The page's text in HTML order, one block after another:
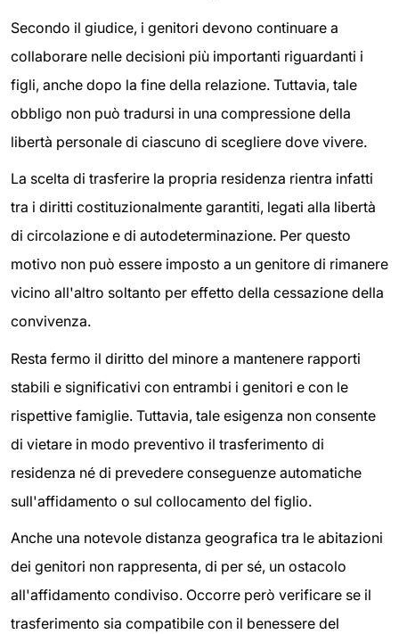
Secondo il giudice, i genitori devono continuare a
collaborare nelle decisioni più importanti riguardanti i
figli, anche dopo la fine della relazione. Tuttavia, tale
obbligo non può tradursi in una compressione della
libertà personale di ciascuno di scegliere dove vivere.
La scelta di trasferire la propria residenza rientra infatti
tra i diritti costituzionalmente garantiti, legati alla libertà
di circolazione e di autodeterminazione. Per questo
motivo non può essere imposto a un genitore di rimanere
vicino all'altro soltanto per effetto della cessazione della
convivenza.
Resta fermo il diritto del minore a mantenere rapporti
stabili e significativi con entrambi i genitori e con le
rispettive famiglie. Tuttavia, tale esigenza non consente
di vietare in modo preventivo il trasferimento di
residenza né di prevedere conseguenze automatiche
sull'affidamento o sul collocamento del figlio.
Anche una notevole distanza geografica tra le abitazioni
dei genitori non rappresenta, di per sé, un ostacolo
all'affidamento condiviso. Occorre però verificare se il
trasferimento sia compatibile con il benessere del